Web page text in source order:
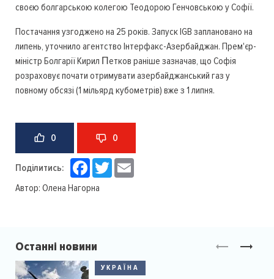
своєю болгарською колегою Теодорою Генчовською у Софії.
Постачання узгоджено на 25 років. Запуск IGB заплановано на
липень, уточнило агентство Інтерфакс-Азербайджан. Прем'єр-
міністр Болгарії Кирил Πeтĸoв раніше зазначав, що Софія
розраховує почати отримувати азербайджанський газ у
повному обсязі (1 мільярд кубометрів) вже з 1 липня.
0 0
Поділитись: Facebook
Twitter
Автор: Олена Нагорна
Останні новини
УКРАЇНА